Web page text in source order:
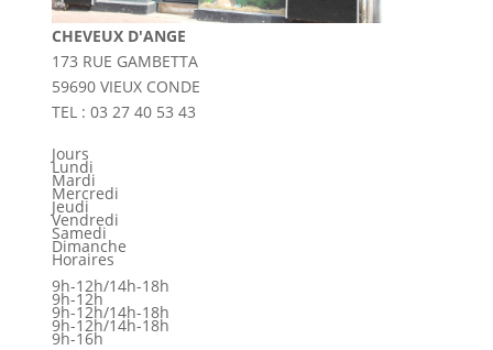
CHEVEUX D'ANGE
173 RUE GAMBETTA
59690 VIEUX CONDE
TEL : 03 27 40 53 43
Jours
Lundi
Mardi
Mercredi
Jeudi
Vendredi
Samedi
Dimanche
Horaires
9h-12h/14h-18h
9h-12h
9h-12h/14h-18h
9h-12h/14h-18h
9h-16h